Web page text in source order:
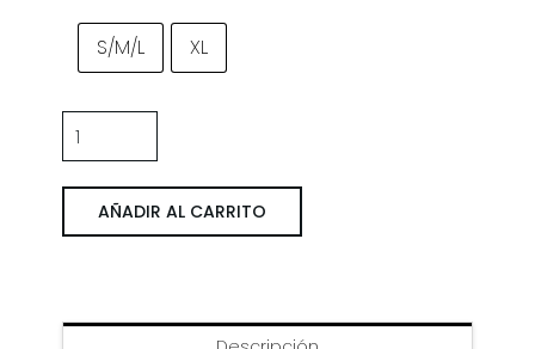
S/M/L XL
Napoli
'87/'88
Uit
RoodAÑADIR AL CARRITO